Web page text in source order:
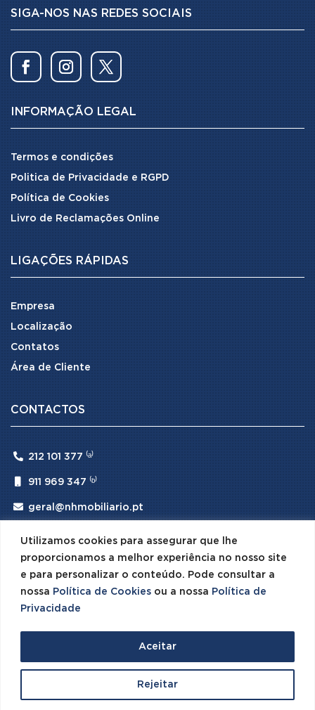
Utilizamos cookies para assegurar que lhe
proporcionamos a melhor experiência no nosso site
e para personalizar o conteúdo. Pode consultar a
nossa Política de Cookies ou a nossa Política de
Privacidade
Rejeitar
Aceitar
SIGA-NOS NAS REDES SOCIAIS
INFORMAÇÃO LEGAL
Termos e condições
Politica de Privacidade e RGPD
Política de Cookies
Livro de Reclamações Online
LIGAÇÕES RÁPIDAS
Empresa
Localização
Contatos
Área de Cliente
CONTACTOS
 212 101 377 ⁽ᵃ⁾
911 969 347 ⁽ᵇ⁾
 geral@nhmobiliario.pt
© 2026 NH Mobiliário · Todos os Direitos Reservados ·
Desenvolvido porSPOT Digital
 0 items